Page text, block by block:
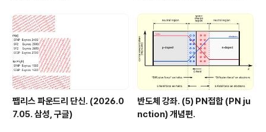
팹리스 파운드리 단신. (2026.0
7.05. 삼성, 구글)
반도체 강좌. (5) PN접합 (PN ju
nction) 개념편.